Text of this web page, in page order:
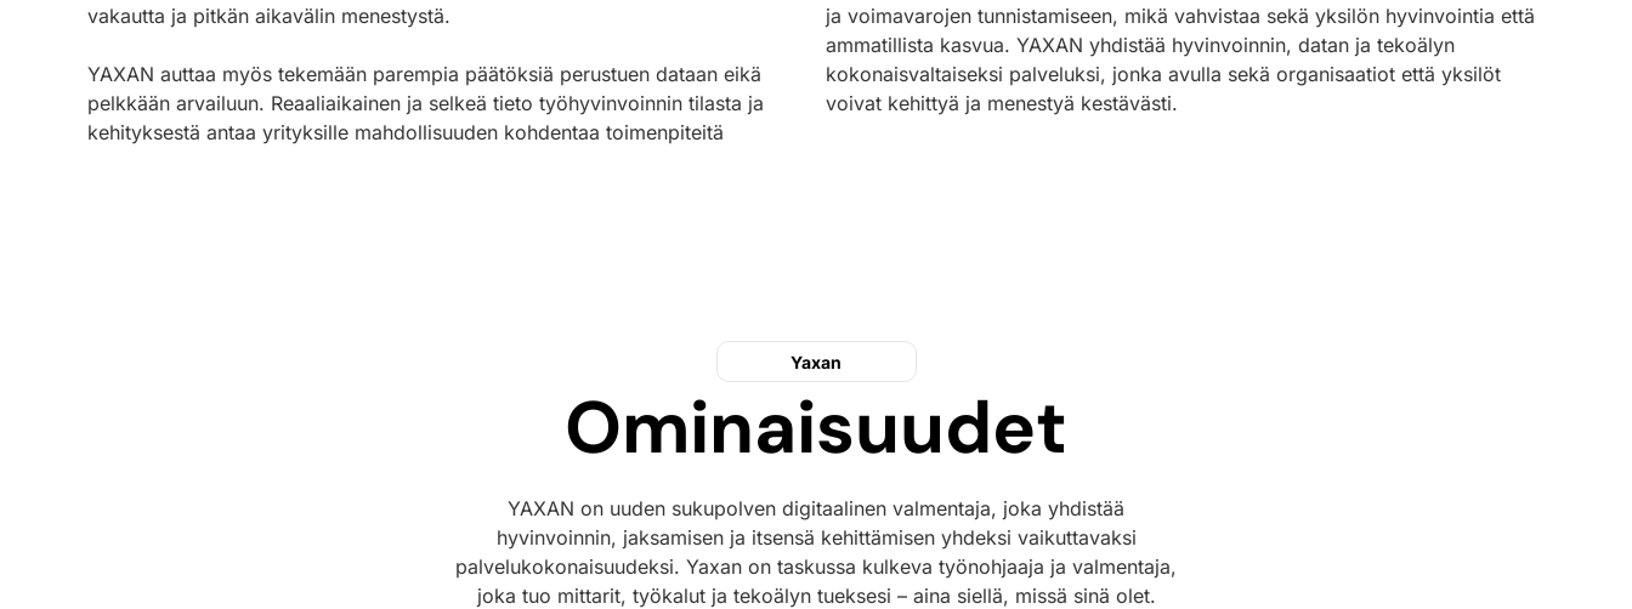
vakautta ja pitkän aikavälin menestystä.
YAXAN auttaa myös tekemään parempia päätöksiä perustuen dataan eikä
pelkkään arvailuun. Reaaliaikainen ja selkeä tieto työhyvinvoinnin tilasta ja
kehityksestä antaa yrityksille mahdollisuuden kohdentaa toimenpiteitä
ja voimavarojen tunnistamiseen, mikä vahvistaa sekä yksilön hyvinvointia että
ammatillista kasvua. YAXAN yhdistää hyvinvoinnin, datan ja tekoälyn
kokonaisvaltaiseksi palveluksi, jonka avulla sekä organisaatiot että yksilöt
voivat kehittyä ja menestyä kestävästi.
Yaxan
Ominaisuudet
YAXAN on uuden sukupolven digitaalinen valmentaja, joka yhdistää
hyvinvoinnin, jaksamisen ja itsensä kehittämisen yhdeksi vaikuttavaksi
palvelukokonaisuudeksi. Yaxan on taskussa kulkeva työnohjaaja ja valmentaja,
joka tuo mittarit, työkalut ja tekoälyn tueksesi – aina siellä, missä sinä olet.